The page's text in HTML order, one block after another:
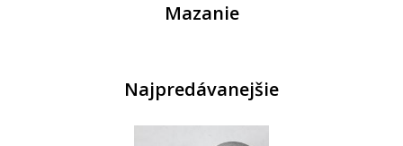
Mazanie
Najpredávanejšie